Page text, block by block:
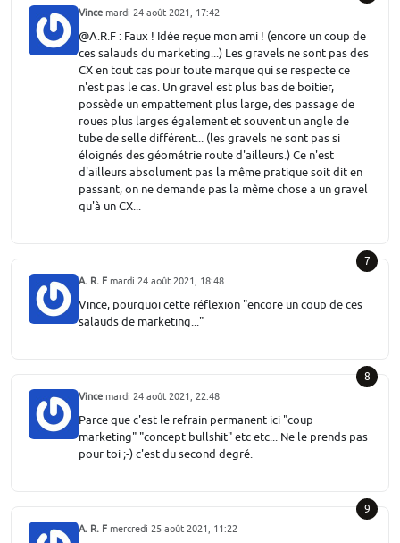
Vince mardi 24 août 2021, 17:42
@A.R.F : Faux ! Idée reçue mon ami ! (encore un coup de
ces salauds du marketing...) Les gravels ne sont pas des
CX en tout cas pour toute marque qui se respecte ce
n'est pas le cas. Un gravel est plus bas de boitier,
possède un empattement plus large, des passage de
roues plus larges également et souvent un angle de
tube de selle différent... (les gravels ne sont pas si
éloignés des géométrie route d'ailleurs.) Ce n'est
d'ailleurs absolument pas la même pratique soit dit en
passant, on ne demande pas la même chose a un gravel
qu'à un CX...
7
A. R. F mardi 24 août 2021, 18:48
Vince, pourquoi cette réflexion "encore un coup de ces
salauds de marketing..."
8
Vince mardi 24 août 2021, 22:48
Parce que c'est le refrain permanent ici "coup
marketing" "concept bullshit" etc etc... Ne le prends pas
pour toi ;-) c'est du second degré.
9
A. R. F mercredi 25 août 2021, 11:22